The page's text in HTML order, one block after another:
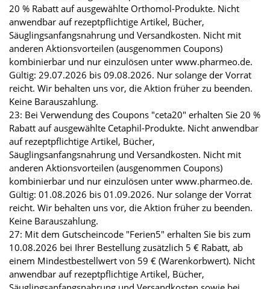
20 % Rabatt auf ausgewählte Orthomol-Produkte. Nicht
anwendbar auf rezeptpflichtige Artikel, Bücher,
Säuglingsanfangsnahrung und Versandkosten. Nicht mit
anderen Aktionsvorteilen (ausgenommen Coupons)
kombinierbar und nur einzulösen unter www.pharmeo.de.
Gültig: 29.07.2026 bis 09.08.2026. Nur solange der Vorrat
reicht. Wir behalten uns vor, die Aktion früher zu beenden.
Keine Barauszahlung.
23: Bei Verwendung des Coupons "ceta20" erhalten Sie 20 %
Rabatt auf ausgewählte Cetaphil-Produkte. Nicht anwendbar
auf rezeptpflichtige Artikel, Bücher,
Säuglingsanfangsnahrung und Versandkosten. Nicht mit
anderen Aktionsvorteilen (ausgenommen Coupons)
kombinierbar und nur einzulösen unter www.pharmeo.de.
Gültig: 01.08.2026 bis 01.09.2026. Nur solange der Vorrat
reicht. Wir behalten uns vor, die Aktion früher zu beenden.
Keine Barauszahlung.
27: Mit dem Gutscheincode "Ferien5" erhalten Sie bis zum
10.08.2026 bei Ihrer Bestellung zusätzlich 5 € Rabatt, ab
einem Mindestbestellwert von 59 € (Warenkorbwert). Nicht
anwendbar auf rezeptpflichtige Artikel, Bücher,